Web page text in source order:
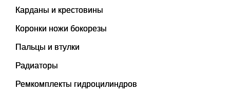
Карданы и крестовины
Коронки ножи бокорезы
Пальцы и втулки
Радиаторы
Ремкомплекты гидроцилиндров